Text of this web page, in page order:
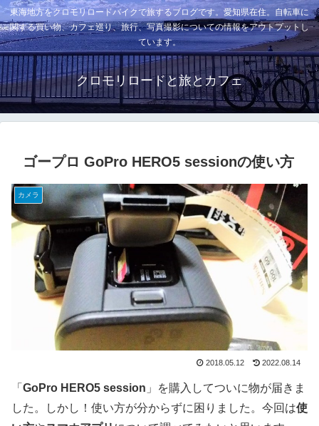
東海地方をクロモリロードバイクで旅するブログです。愛知県在住。自転車に
関する買い物、カフェ巡り、旅行、写真撮影についての情報をアウトプットし
ています。
クロモリロードと旅とカフェ
ゴープロ GoPro HERO5 sessionの使い方
カメラ
2018.05.12 2022.08.14
「 GoPro HERO5 session 」を購入してついに物が届きま
した。しかし！使い方が分からずに困りました。今回は使